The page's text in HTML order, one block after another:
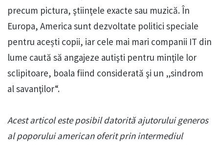
precum pictura, ştiinţele exacte sau muzică. În
Europa, America sunt dezvoltate politici speciale
pentru acești copii, iar cele mai mari companii IT din
lume caută să angajeze autişti pentru minţile lor
sclipitoare, boala fiind considerată şi un „sindrom
al savanţilor“.
Acest articol este posibil datorită ajutorului generos
al poporului american oferit prin intermediul